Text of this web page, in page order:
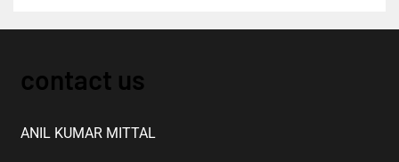
contact us
ANIL KUMAR MITTAL